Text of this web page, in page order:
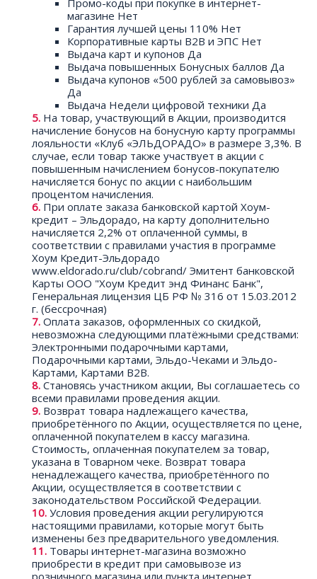
Промо-коды при покупке в интернет-
магазине Нет
Гарантия лучшей цены 110% Нет
Корпоративные карты B2B и ЭПС Нет
Выдача карт и купонов Да
Выдача повышенных Бонусных баллов Да
Выдача купонов «500 рублей за самовывоз»
Да
Выдача Недели цифровой техники Да
На товар, участвующий в Акции, производится
начисление бонусов на бонусную карту программы
лояльности «Клуб «ЭЛЬДОРАДО» в размере 3,3%. В
случае, если товар также участвует в акции с
повышенным начислением бонусов-покупателю
начисляется бонус по акции с наибольшим
процентом начисления.
При оплате заказа банковской картой Хоум-
кредит – Эльдорадо, на карту дополнительно
начисляется 2,2% от оплаченной суммы, в
соответствии с правилами участия в программе
Хоум Кредит-Эльдорадо
www.eldorado.ru/club/cobrand/ Эмитент банковской
Карты ООО "Хоум Кредит энд Финанс Банк",
Генеральная лицензия ЦБ РФ № 316 от 15.03.2012
г. (бессрочная)
Оплата заказов, оформленных со скидкой,
невозможна следующими платёжными средствами:
Электронными подарочными картами,
Подарочными картами, Эльдо-Чеками и Эльдо-
Картами, Картами B2B.
Становясь участником акции, Вы соглашаетесь со
всеми правилами проведения акции.
Возврат товара надлежащего качества,
приобретённого по Акции, осуществляется по цене,
оплаченной покупателем в кассу магазина.
Стоимость, оплаченная покупателем за товар,
указана в Товарном чеке. Возврат товара
ненадлежащего качества, приобретённого по
Акции, осуществляется в соответствии с
законодательством Российской Федерации.
Условия проведения акции регулируются
настоящими правилами, которые могут быть
изменены без предварительного уведомления.
Товары интернет-магазина возможно
приобрести в кредит при самовывозе из
розничного магазина или пункта интернет